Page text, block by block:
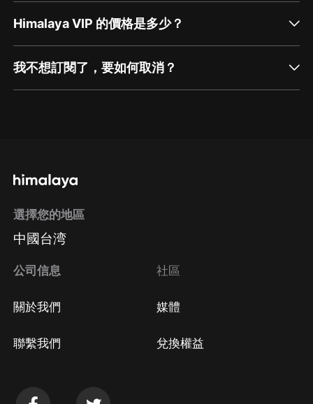
Himalaya VIP 的價格是多少？
我不想訂閱了，要如何取消？
方法 Google Play取消訂閱方法
選擇您的地區
中國台湾
公司信息
關於我們
聯繫我們
社區
媒體
兌換權益